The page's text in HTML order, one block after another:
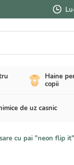
Haine
copii
de uz casnic
cu pai "neon flip